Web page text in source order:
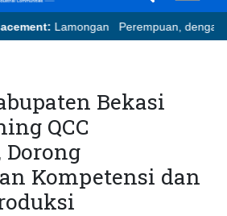
Lamongan Perempuan, dengan
Bekasi
QCC
Kompetensi dan